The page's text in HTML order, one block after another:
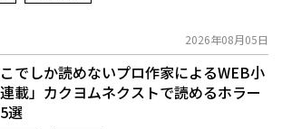
2026年08月05日
こでしか読めないプロ作家によるWEB小
載」――カクヨムネクストで読めるホラー
選